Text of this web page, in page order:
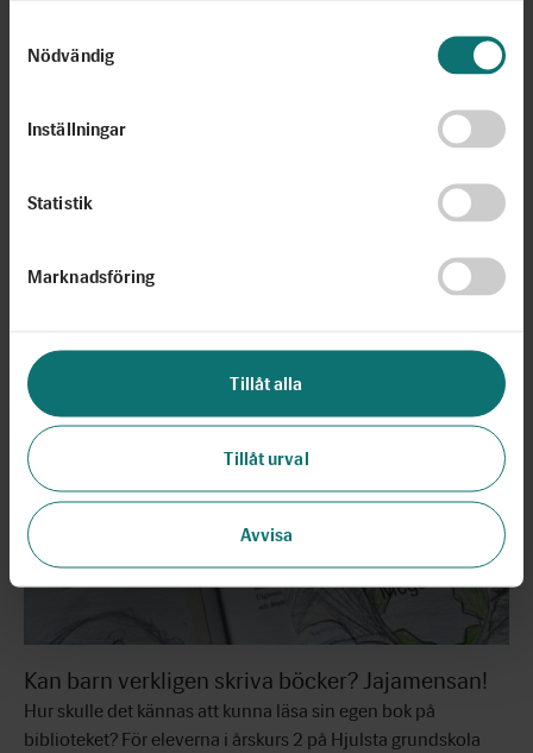
Nödvändig
Inställningar
Statistik
Marknadsföring
Tillåt alla
Tillåt urval
Avvisa
Kan barn verkligen skriva böcker? Jajamensan!
Hur skulle det kännas att kunna läsa sin egen bok på
biblioteket? För eleverna i årskurs 2 på Hjulsta grundskola